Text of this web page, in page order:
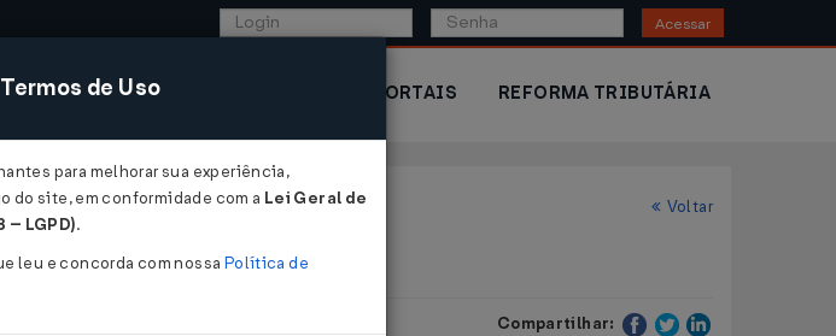
Acessar
COMÉRCIO EXTERIOR PORTAIS REFORMA TRIBUTÁRIA
Voltar
Compartilhar:
de Uso
para melhorar sua experiência,
do site, em conformidade com a Lei Geral de
– LGPD).
leu e concorda com nossa Política de